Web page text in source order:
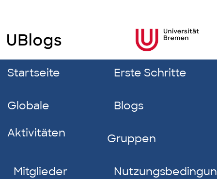
Startseite Erste Schritte
Globale
Aktivitäten
Blogs
Gruppen
Mitglieder